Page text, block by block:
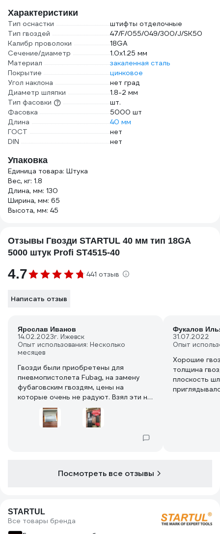
Характеристики
Тип оснастки
штифты отделочные
Тип гвоздей
47/F/055/049/300/J/SK50
Калибр проволоки
18GA
Сечение/диаметр
1.0х1.25 мм
Материал
закаленная сталь
Покрытие
цинковое
Угол наклона
нет град
Диаметр шляпки
1.8-2 мм
Тип фасовки
шт.
Фасовка
5000 шт
Длина
40 мм
ГОСТ
нет
DIN
нет
Упаковка
Единица товара: Штука
Вес, кг: 1.8
Длина, мм: 130
Ширина, мм: 65
Высота, мм: 45
Отзывы Гвозди STARTUL 40 мм тип 18GA
5000 штук Profi ST4515-40
4.7 441 отзыв
Написать отзыв
Ярослав Иванов
14.02.2023г. Ижевск
Опыт использования: Несколько
месяцев
Гвозди были приобретены для
пневмопистолета Fubag, на замену
фубаговским гвоздям, цены на
которые очень не радуют. Взял эти на
пробу как самые дешевые, был
приятно удивлен качеством гвоздей
крепкие, ровные без корозии, при
краской, не понял для чего правда,
для мягкости при забивании, чтобы и
боек быстро не снашивался и шляпка
Фукалов
31.07.2022
Опыт
Хорошие
толщина
плоскость
Посмотреть все отзывы
STARTUL
Все товары бренда